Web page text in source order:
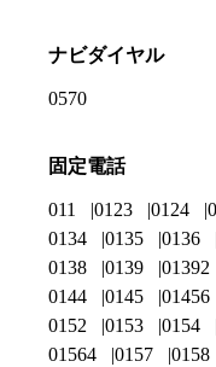
ナビダイヤル
0570
固定電話
011 0123 0124
0134
0135 0136
0138
0139 01392
0144
0145 01456
0152
0153 0154
01564
0157 0158